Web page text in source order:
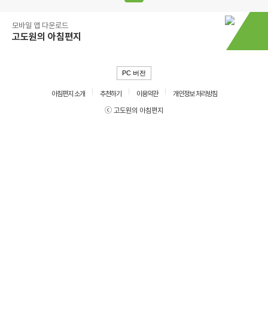
모바일 앱 다운로드
고도원의 아침편지
PC 버전
아침편지 소개 추천하기 이용약관
개인정보 처리방침
ⓒ 고도원의 아침편지